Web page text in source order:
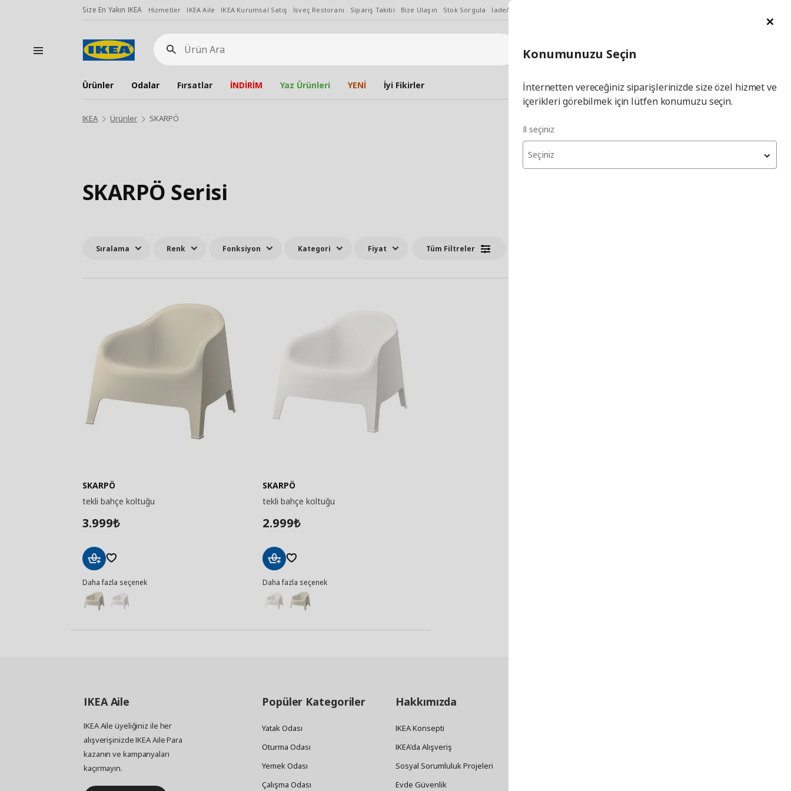
Size En Yakın IKEA Hizmetler IKEA Aile IKEA Kurumsal Satış İsveç Restoranı Sipariş Takibi Bize Ulaşın Stok Sorgula İade/Değişim Talebi
Ürün
Ara
İl Seçiniz İl
Hej! Üye Girişi / Üye Ol
Ürünler Odalar Fırsatlar İNDİRİM Yaz Ürünleri YENİ İyi Fikirler
IKEA Ürünler SKARPÖ
SKARPÖ Serisi
Sıralama Renk Fonksiyon Kategori Fiyat Tüm Filtreler
SKARPÖ
tekli bahçe koltuğu
3.999₺
Ekle
Daha fazla seçenek
SKARPÖ
tekli bahçe koltuğu
2.999₺
Ekle
Daha fazla seçenek
IKEAAile
IKEA Aile üyeliğiniz ile her
alışverişinizde IKEA Aile Para
kazanın ve kampanyaları
kaçırmayın.
Popüler Kategoriler
Yatak Odası
Oturma Odası
Yemek Odası
Çalışma Odası
Hakkımızda
IKEA Konsepti
IKEA'da Alışveriş
Sosyal Sorumluluk Projeleri
Evde Güvenlik
Konumunuzu Seçin
İnternetten vereceğiniz siparişlerinizde size özel hizmet ve
içerikleri görebilmek için lütfen konumuzu seçin.
İl seçiniz
Seçiniz